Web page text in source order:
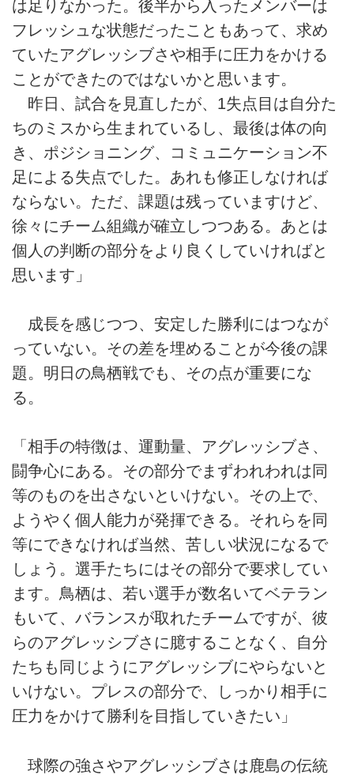
は足りなかった。後半から入ったメンバーは
フレッシュな状態だったこともあって、求め
ていたアグレッシブさや相手に圧力をかける
ことができたのではないかと思います。
昨日、試合を見直したが、1失点目は自分た
ちのミスから生まれているし、最後は体の向
き、ポジショニング、コミュニケーション不
足による失点でした。あれも修正しなければ
ならない。ただ、課題は残っていますけど、
徐々にチーム組織が確立しつつある。あとは
個人の判断の部分をより良くしていければと
思います」
成長を感じつつ、安定した勝利にはつなが
っていない。その差を埋めることが今後の課
題。明日の鳥栖戦でも、その点が重要にな
る。
「相手の特徴は、運動量、アグレッシブさ、
闘争心にある。その部分でまずわれわれは同
等のものを出さないといけない。その上で、
ようやく個人能力が発揮できる。それらを同
等にできなければ当然、苦しい状況になるで
しょう。選手たちにはその部分で要求してい
ます。鳥栖は、若い選手が数名いてベテラン
もいて、バランスが取れたチームですが、彼
らのアグレッシブさに臆することなく、自分
たちも同じようにアグレッシブにやらないと
いけない。プレスの部分で、しっかり相手に
圧力をかけて勝利を目指していきたい」
球際の強さやアグレッシブさは鹿島の伝統